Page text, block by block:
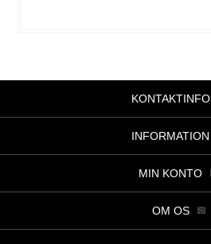
KONTAKTINFO
INFORMATION
MIN KONTO
OM OS